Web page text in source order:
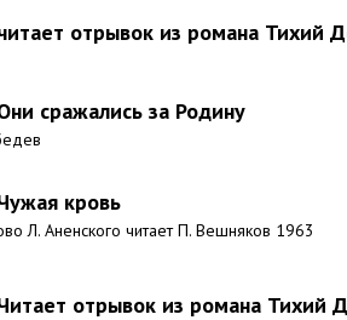
отрывок из романа Тихий
сражались за Родину
кровь
Л. Аненского читает П. Вешняков 1963
отрывок из романа Тихий